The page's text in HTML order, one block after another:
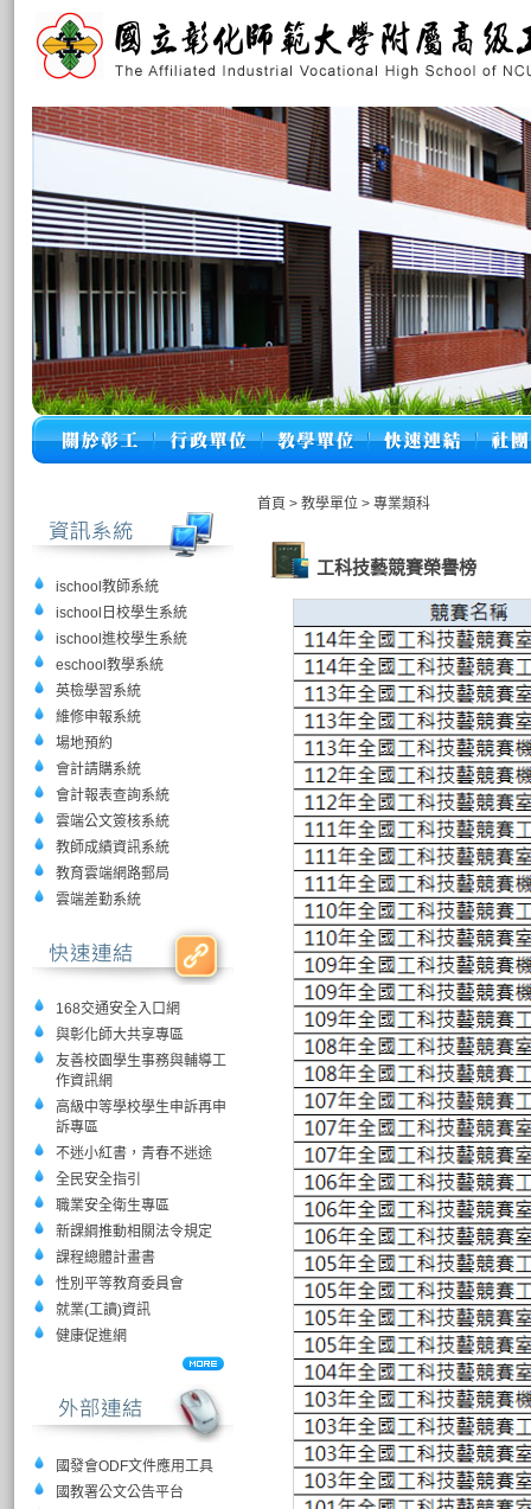
ischool教師系統
ischool日校學生系統
ischool進校學生系統
eschool教學系統
英檢學習系統
維修申報系統
場地預約
會計請購系統
會計報表查詢系統
雲端公文簽核系統
教師成績資訊系統
教育雲端網路郵局
雲端差勤系統
168交通安全入口網
與彰化師大共享專區
友善校園學生事務與輔導工
作資訊網
高級中等學校學生申訴再申
訴專區
不迷小紅書，青春不迷途
全民安全指引
職業安全衛生專區
新課綱推動相關法令規定
課程總體計畫書
性別平等教育委員會
就業(工讀)資訊
健康促進網
國發會ODF文件應用工具
國教署公文公告平台
首頁 > 教學單位 > 專業類科
工科技藝競賽榮譽榜